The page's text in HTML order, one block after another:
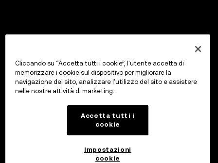
Cliccando su “Accetta tutti i cookie”, l'utente accetta di
memorizzare i cookie sul dispositivo per migliorare la
navigazione del sito, analizzare l'utilizzo del sito e assistere
nelle nostre attività di marketing.
Accetta tutti i
cookie
Impostazioni
cookie